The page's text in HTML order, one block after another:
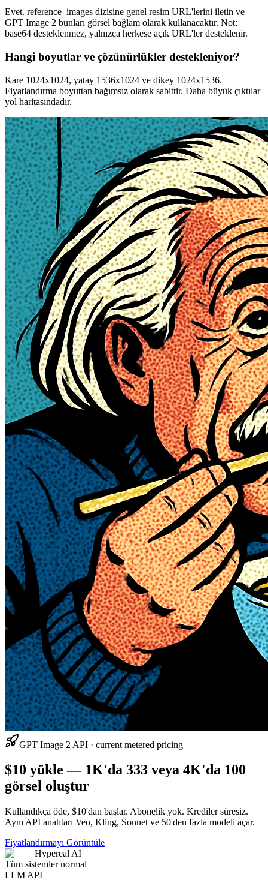
Evet. reference_images dizisine genel resim URL'lerini iletin ve
GPT Image 2 bunları görsel bağlam olarak kullanacaktır. Not:
base64 desteklenmez, yalnızca herkese açık URL'ler desteklenir.
Hangi boyutlar ve çözünürlükler destekleniyor?
Kare 1024x1024, yatay 1536x1024 ve dikey 1024x1536.
Fiyatlandırma boyuttan bağımsız olarak sabittir. Daha büyük çıktılar
yol haritasındadır.
GPT Image 2 API · current metered pricing
$10 yükle — 1K'da 333 veya 4K'da 100
görsel oluştur
Kullandıkça öde, $10'dan başlar. Abonelik yok. Krediler süresiz.
Aynı API anahtarı Veo, Kling, Sonnet ve 50'den fazla modeli açar.
Fiyatlandırmayı Görüntüle
Hypereal AI
Tüm sistemler normal
LLM API